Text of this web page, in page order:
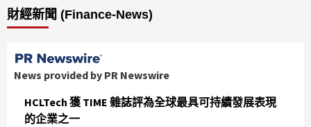
財經新聞 (Finance-News)
News provided by PR Newswire
HCLTech 獲 TIME 雜誌評為全球最具可持續發展表現
的企業之一